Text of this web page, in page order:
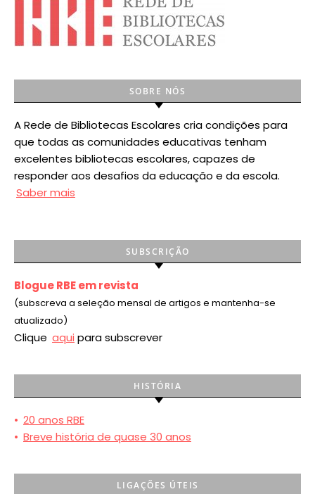
SOBRE NÓS
A Rede de Bibliotecas Escolares cria condições para
que todas as comunidades educativas tenham
excelentes bibliotecas escolares, capazes de
responder aos desafios da educação e da escola.
Saber mais
SUBSCRIÇÃO
Blogue RBE em revista
(subscreva a seleção mensal de artigos e mantenha-se
atualizado)
Clique aqui para subscrever
HISTÓRIA
• 20 anos RBE
• Breve história de quase 30 anos
LIGAÇÕES ÚTEIS